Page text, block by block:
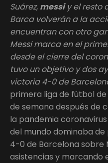
Suárez, messiy el resto
Barca volverán a la
encuentran con otro
Messi marca en el
desde el cierre del
tuvo un objetivo y dos
victoria 4-0 de
primera liga de fútbol
de semana después de
la pandemia
del mundo dominaba
4-0 de Barcelona sobre
asistencias y marcando